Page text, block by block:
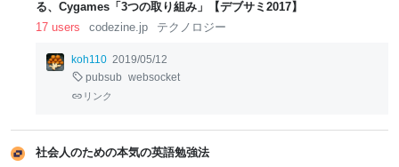
る、Cygames「3つの取り組み」【デブサミ2017】
17 users
codezine.jp テクノロジー
koh110 2019/05/12
pubsub websocket
リンク
社会人のための本気の英語勉強法